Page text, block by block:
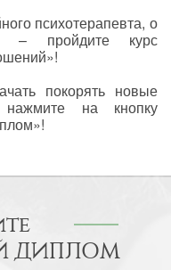
психотерапевта, о
– пройдите курс
покорять новые
на кнопку
ДИПЛОМ